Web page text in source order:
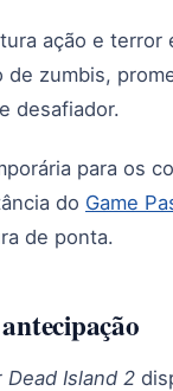
ação e terror
de zumbis,
desafiador.
para os
do Game
de ponta.
Dead Island 2